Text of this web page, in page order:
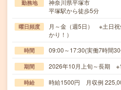
勤務地
神奈川県平塚市
平塚駅から徒歩5分
曜日頻度
月～金（週5日） ※土日祝
かり！）
時間 09:00～17:30(実働7時間
期間 2026年10月上旬～長期
時給 時給1500円 月収例